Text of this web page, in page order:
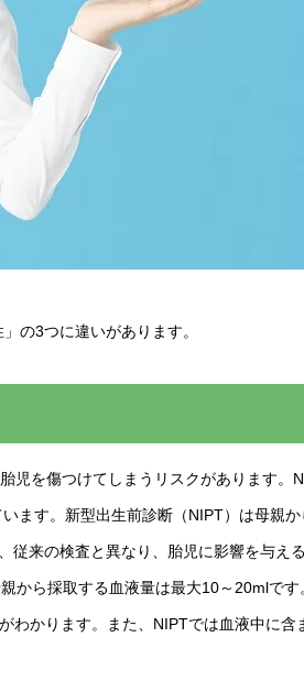
の3つに違いがあります。
児を傷つけてしまうリスクがあります。
ます。新型出生前診断（NIPT）は母親か
従来の検査と異なり、胎児に影響を与え
から採取する血液量は最大10～20mlです
わかります。また、NIPTでは血液中に含